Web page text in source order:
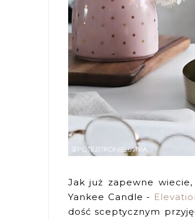
Jak już zapewne
Yankee Candle -
dość sceptycznym